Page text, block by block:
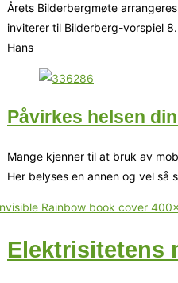
Årets Bilderbergmøte
inviterer til Bilderberg-vorspiel
Hans
Påvirkes helsen
Mange kjenner til at bruk av
Her belyses en annen og vel så
Elektrisitetens